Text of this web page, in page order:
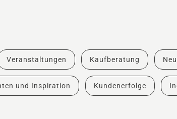
Veranstaltungen Kaufberatung
und Inspiration Kundenerfolge